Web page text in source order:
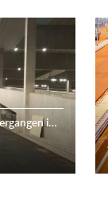
Polyflex Advanced PU voegovergangen in OV Terminal Breda